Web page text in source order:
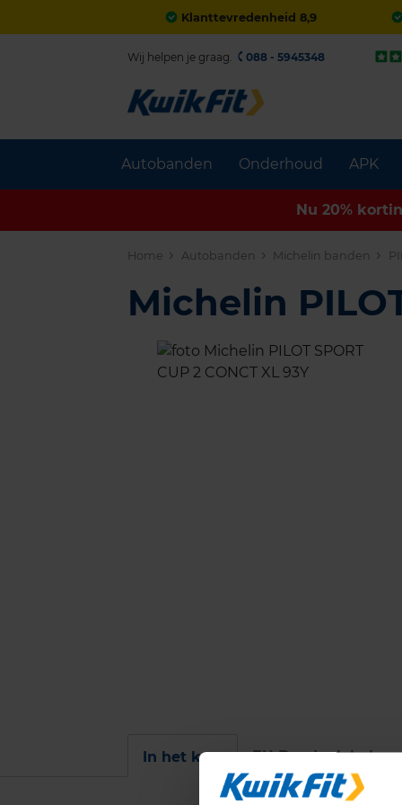
Klanttevredenheid 8,9
Autobanden Onderhoud APK
Wij helpen je graag. 088 - 5945348
Nu 20%
Home Autobanden Michelin banden
Michelin
In het kort EU Bandenlabel